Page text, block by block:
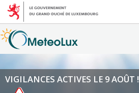
VIGILANCES ACTIVES LE 9 AOÛT !